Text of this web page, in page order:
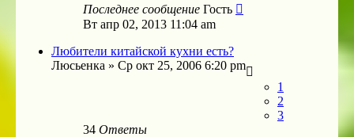
Последнее сообщение Гость
Вт апр 02, 2013 11:04 am
Любители китайской кухни есть?
Люсьенка » Ср окт 25, 2006 6:20 pm
1
2
3
34 Ответы